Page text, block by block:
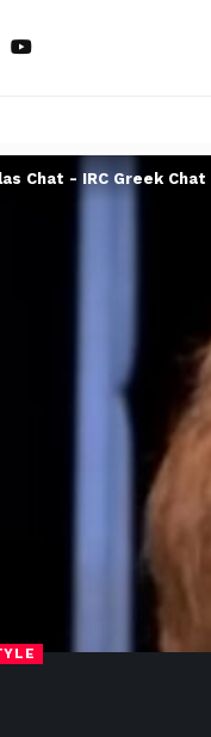
Chat - IRC Greek Chat |